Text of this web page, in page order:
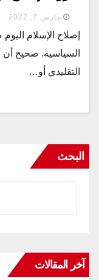
مارس 7, 2022
إصلاح الإسلام
السياسية. صحيح أن
التقليدي أو…
البحث
آخر المقالات